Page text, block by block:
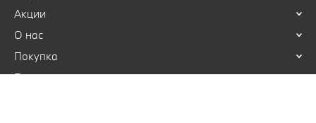
Акции
О нас
Покупка
Владельцам